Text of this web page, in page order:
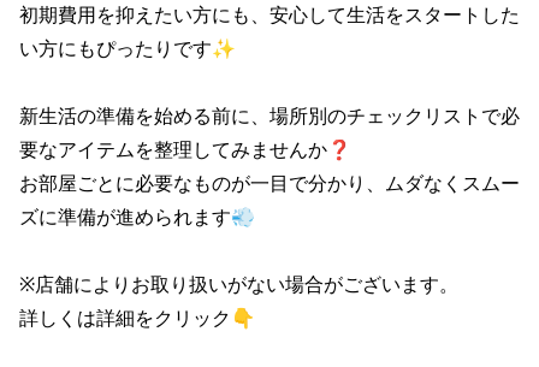
​初期費用を​抑えたい方にも、​安心して​生活を​スタートした
い方にも​ぴったりです✨
新生活の準備を始める前に、場所別のチェックリストで必
要なアイテムを整理してみませんか❓
お部屋ごとに必要なものが一目で分かり、ムダなくスムー
ズに準備が進められます💨
※店舗によりお取り扱いがない場合がございます。
詳しくは詳細をクリック👇